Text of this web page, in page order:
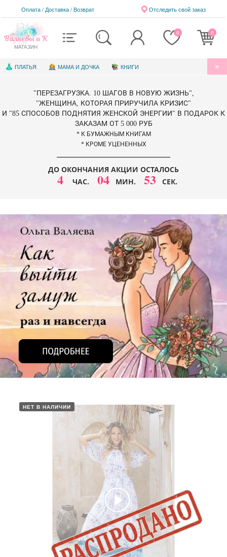
Валяевы и К
МАГАЗИН
Оплата / Доставка/Возврат Отследить свой заказ
0 0
ПЛАТЬЯ МАМА И ДОЧКА КНИГИ
КНИГИ ДЛЯ ДЕТЕЙ ЭЛЕКТРОННЫЕ КНИГИ
"ПЕРЕЗАГРУЗКА. 10 ШАГОВ В НОВУЮ ЖИЗНЬ",
"ЖЕНЩИНА, КОТОРАЯ ПРИРУЧИЛА КРИЗИС"
И "85 СПОСОБОВ ПОДНЯТИЯ ЖЕНСКОЙ ЭНЕРГИИ" В ПОДАРОК К
ЗАКАЗАМ ОТ 5 000 РУБ
* К БУМАЖНЫМ КНИГАМ
* КРОМЕ УЦЕНЕННЫХ
ДО ОКОНЧАНИЯ АКЦИИ ОСТАЛОСЬ
4 ЧАС. 04 МИН. 51 СЕК.
НЕТ В НАЛИЧИИ